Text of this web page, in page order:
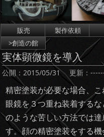
コンテンツへスキップ
販売 製作依頼
>創造の館
実体顕微鏡を導入
公開： 2015/05/31更新：
精密塗装が必要な場合、
眼鏡を３つ重ね装着する
のような苦しい方法では
す。顔の精密塗装をする